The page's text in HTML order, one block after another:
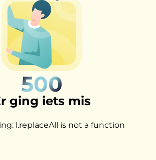
500
ging iets mis
l.replaceAll is not a function